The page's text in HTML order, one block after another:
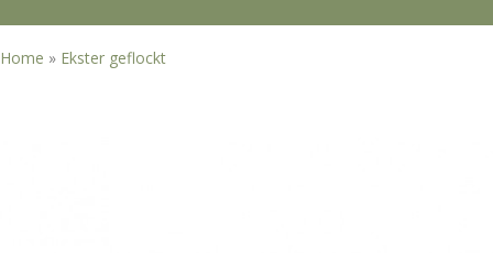
Home » Ekster geflockt